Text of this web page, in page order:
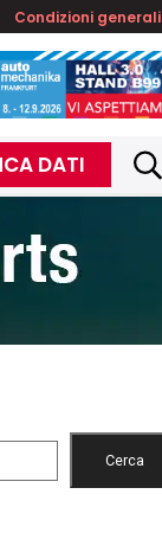
Condizioni generali
DATI
Cerca